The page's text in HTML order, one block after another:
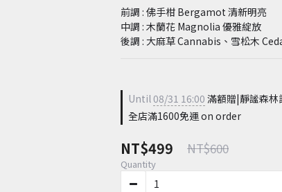
前調 : 佛手柑 Bergamot 清新明亮
中調 : 木蘭花 Magnolia 優雅綻放
後調 : 大麻草 Cannabis、雪松木
Until08/31 16:00 滿額贈|靜謐森
全店滿1600免運 on order
NT$499 NT$600
Quantity